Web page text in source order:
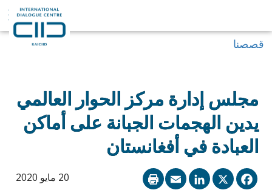
قصصنا
مجلس إدارة مركز الحوار العالمي
يدين الهجمات الجبانة على أماكن
العبادة في أفغانستان
20 مايو 2020 Facebook
X
LinkedIn
Email